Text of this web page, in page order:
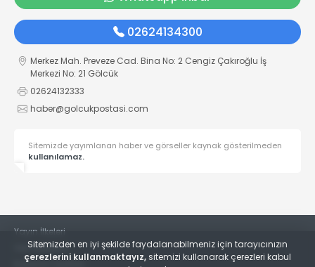
02624134300
Merkez Mah. Preveze Cad. Bina No: 2 Cengiz Çakıroğlu İş
Merkezi No: 21 Gölcük
02624132333
haber@golcukpostasi.com
Sitemizde yayımlanan haber ve görseller kaynak gösterilmeden
kullanılamaz.
Yayın İlkeleri
Veri Politikası
Kullanım Şartları
Sitemizden en iyi şekilde faydalanabilmeniz için tarayıcınızın
çerezlerini kullanmaktayız, sitemizi kullanarak çerezleri kabul